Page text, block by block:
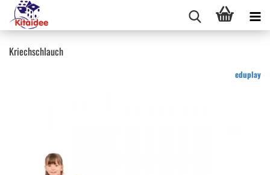
Kriechschlauch
eduplay